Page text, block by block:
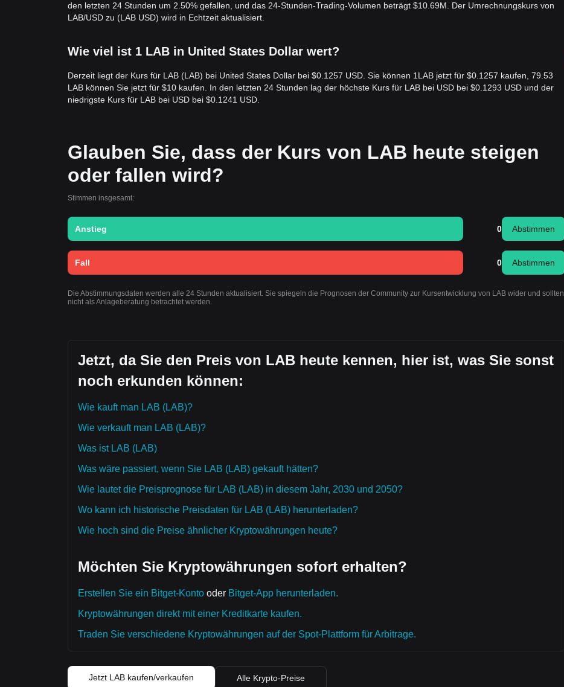
den letzten 24 Stunden um 2.50% gefallen, und das 24-Stunden-Trading-Volumen beträgt $10.69M. Der Umrechnungskurs von
LAB/USD zu (LAB USD) wird in Echtzeit aktualisiert.
Wie viel ist 1 LAB in United States Dollar wert?
Derzeit liegt der Kurs für LAB (LAB) bei United States Dollar bei $0.1257 USD. Sie können 1LAB jetzt für $0.1257 kaufen, 79.53
LAB können Sie jetzt für $10 kaufen. In den letzten 24 Stunden lag der höchste Kurs für LAB bei USD bei $0.1293 USD und der
niedrigste Kurs für LAB bei USD bei $0.1241 USD.
Glauben Sie, dass der Kurs von LAB heute steigen
oder fallen wird?
Stimmen insgesamt:
Anstieg 0 Abstimmen
Fall 0 Abstimmen
Die Abstimmungsdaten werden alle 24 Stunden aktualisiert. Sie spiegeln die Prognosen der Community zur Kursentwicklung von LAB wider und sollten
nicht als Anlageberatung betrachtet werden.
Jetzt, da Sie den Preis von LAB heute kennen, hier ist, was Sie sonst
noch erkunden können:
Wie kauft man LAB (LAB)?
Wie verkauft man LAB (LAB)?
Was ist LAB (LAB)
Was wäre passiert, wenn Sie LAB (LAB) gekauft hätten?
Wie lautet die Preisprognose für LAB (LAB) in diesem Jahr, 2030 und 2050?
Wo kann ich historische Preisdaten für LAB (LAB) herunterladen?
Wie hoch sind die Preise ähnlicher Kryptowährungen heute?
Möchten Sie Kryptowährungen sofort erhalten?
Erstellen Sie ein Bitget-Konto oder Bitget-App herunterladen.
Kryptowährungen direkt mit einer Kreditkarte kaufen.
Traden Sie verschiedene Kryptowährungen auf der Spot-Plattform für Arbitrage.
Jetzt LAB kaufen/verkaufen Alle Krypto-Preise